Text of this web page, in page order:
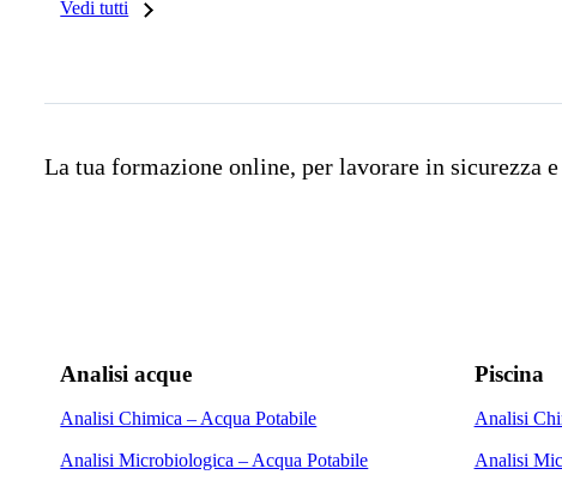
Vedi tutti
La tua formazione online, per lavorare in sicurezza
Analisi acque
Analisi Chimica – Acqua Potabile
Analisi Microbiologica – Acqua Potabile
Piscina
Analisi
Analisi